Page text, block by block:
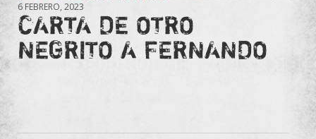
6 FEBRERO, 2023
CARTA DE OTRO
NEGRITO A FERNANDO